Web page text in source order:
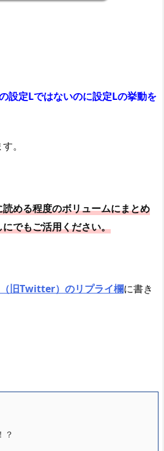
設定Lではないのに設定Lの挙動を
。
める程度のボリュームにまとめ
でもご活用ください。
旧Twitter）のリプライ欄に書き
？